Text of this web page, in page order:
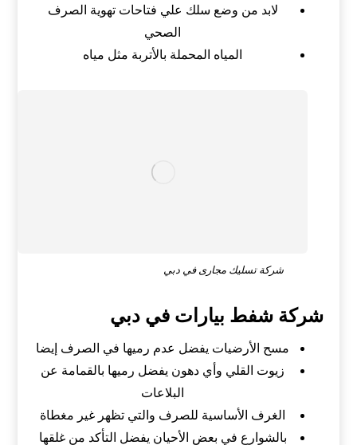
لابد من وضع سلك علي فتاحات تهوية الصرف
الصحي
المياه المحملة بالأتربة مثل مياه
شركة تسليك مجارى في دبي
شركة شفط بيارات في دبي
مسح الأرضيات يفضل عدم رميها في الصرف إيضا
زيوت القلي وأي دهون يفضل رميها بالقمامة عن
البلاعات
الغرف الأساسية للصرف والتي تظهر غير مغطاة
بالشوارع في بعض الأحيان يفضل التأكد من غلقها